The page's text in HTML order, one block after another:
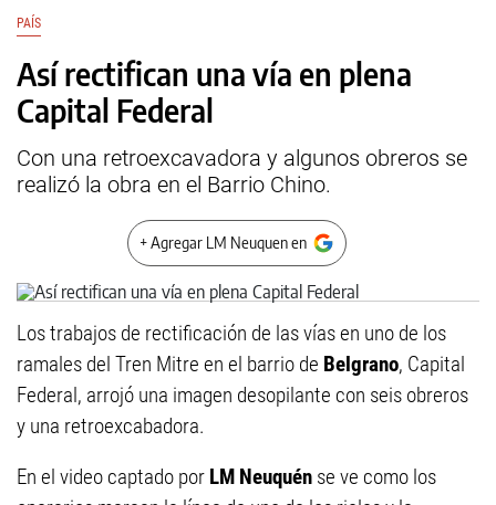
PAÍS
Así rectifican una vía en plena
Capital Federal
Con una retroexcavadora y algunos obreros se
realizó la obra en el Barrio Chino.
+ Agregar LM Neuquen en
Los trabajos de rectificación de las vías en uno de los
ramales del Tren Mitre en el barrio de Belgrano, Capital
Federal, arrojó una imagen desopilante con seis obreros
y una retroexcabadora.
En el video captado por LM Neuquén se ve como los